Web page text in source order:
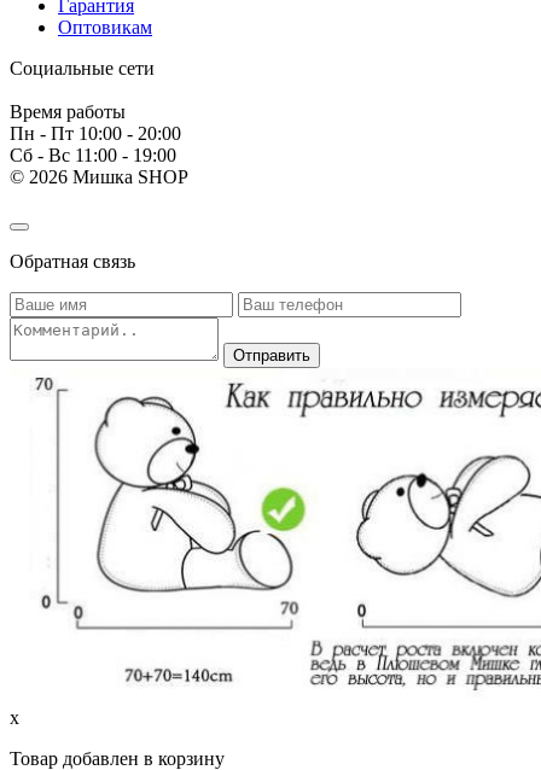
Гарантия
Оптовикам
Социальные сети
Время работы
Пн - Пт 10:00 - 20:00
Сб - Вс 11:00 - 19:00
© 2026 Мишка SHOP
Обратная связь
x
Товар добавлен в корзину